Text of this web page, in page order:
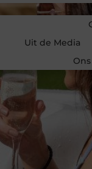
Uit de Media